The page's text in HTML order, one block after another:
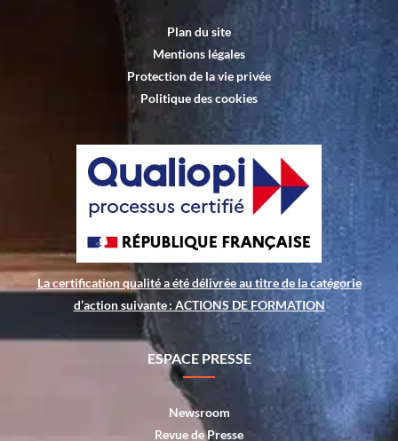
Plan du site
Mentions légales
Protection de la vie privée
Politique des cookies
La certification qualité a été délivrée au titre de la catégorie
d’action suivante : ACTIONS DE FORMATION
ESPACE PRESSE
Newsroom
Revue de Presse